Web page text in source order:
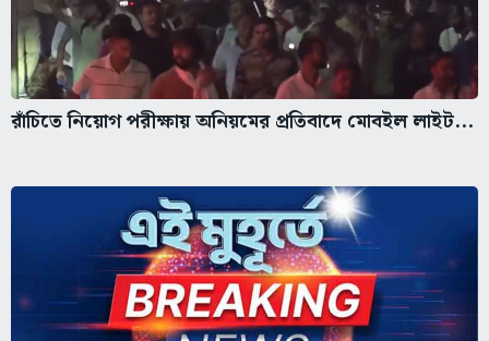
রাঁচিতে নিয়োগ পরীক্ষায় অনিয়মের প্রতিবাদে মোবইল লাইট...